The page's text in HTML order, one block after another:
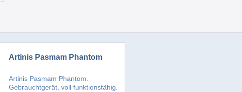
Artinis Pasmam Phantom
Artinis Pasmam Phantom.
Gebrauchtgerät, voll funktionsfähig.